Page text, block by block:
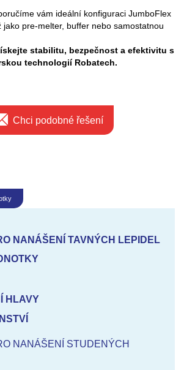
vám ideální konfiguraci JumboFlex
jako pre-melter, buffer nebo samostatnou
stabilitu, bezpečnost a efektivitu s
technologií Robatech.
Chci podobné řešení
NANÁŠENÍ TAVNÝCH LEPIDEL
HLAVY
NANÁŠENÍ STUDENÝCH